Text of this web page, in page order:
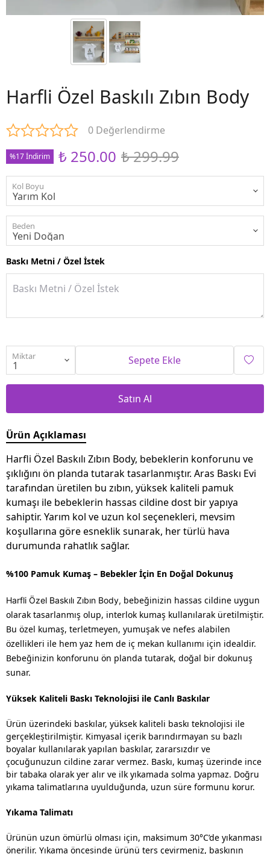
Harfli Özel Baskılı Zıbın Body
0 Değerlendirme
%17 İndirim ₺ 250.00 ₺ 299.99
Kol Boyu
Beden
Baskı Metni / Özel İstek
Miktar Sepete Ekle
Satın Al
Ürün Açıklaması
Harfli Özel Baskılı Zıbın Body, bebeklerin konforunu ve
şıklığını ön planda tutarak tasarlanmıştır. Aras Baskı Evi
tarafından üretilen bu zıbın, yüksek kaliteli pamuk
kumaşı ile bebeklerin hassas cildine dost bir yapıya
sahiptir. Yarım kol ve uzun kol seçenekleri, mevsim
koşullarına göre esneklik sunarak, her türlü hava
durumunda rahatlık sağlar.
%100 Pamuk Kumaş – Bebekler İçin En Doğal Dokunuş
Harfli Özel Baskılı Zıbın Body, bebeğinizin hassas cildine uygun
olarak tasarlanmış olup, interlok kumaş kullanılarak üretilmiştir.
Bu özel kumaş, terletmeyen, yumuşak ve nefes alabilen
özellikleri ile hem yaz hem de iç mekan kullanımı için idealdir.
Bebeğinizin konforunu ön planda tutarak, doğal bir dokunuş
sunar.
Yüksek Kaliteli Baskı Teknolojisi ile Canlı Baskılar
Ürün üzerindeki baskılar, yüksek kaliteli baskı teknolojisi ile
gerçekleştirilmiştir. Kimyasal içerik barındırmayan su bazlı
boyalar kullanılarak yapılan baskılar, zararsızdır ve
çocuğunuzun cildine zarar vermez. Baskı, kumaş üzerinde ince
bir tabaka olarak yer alır ve ilk yıkamada solma yapmaz. Doğru
yıkama talimatlarına uyulduğunda, uzun süre formunu korur.
Yıkama Talimatı
Ürünün uzun ömürlü olması için, maksimum 30°C’de yıkanması
önerilir. Yıkama öncesinde ürünü ters çevirmeniz, baskının